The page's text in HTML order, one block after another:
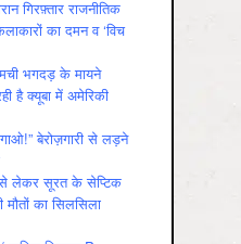
गिरफ़्तार राजनीतिक
का दमन व ‘विच
भगदड़ के मायने
है क्यूबा में अमेरिकी
बेरोज़गारी से लड़ने
से लेकर सूरत के सेप्टिक
का सिलसिला